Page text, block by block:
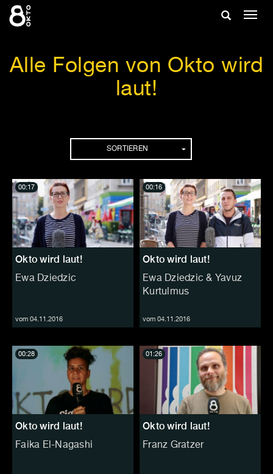
Zum
Inhalt
Suche
Alle Folgen von Okto wird
laut!
SORTIEREN
Okto wird laut!
Ewa Dziedzic
vom 04.11.2016
00:17
Okto wird laut!
Ewa Dziedzic & Yavuz
Kurtulmus
vom 04.11.2016
00:16
Okto wird laut!
Faika El-Nagashi
00:28
Okto wird laut!
Franz Gratzer
01:26